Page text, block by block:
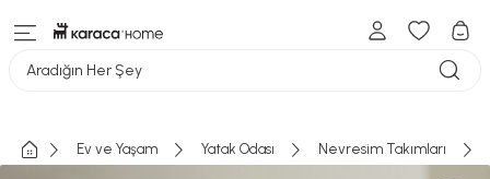
Aradığın Her Şey
Ev ve Yaşam Yatak Odası Nevresim Takımları